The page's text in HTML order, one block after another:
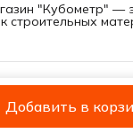
Добавить в
"Кубометр" —
строительных
дом 28Е
ОплатаДоставка